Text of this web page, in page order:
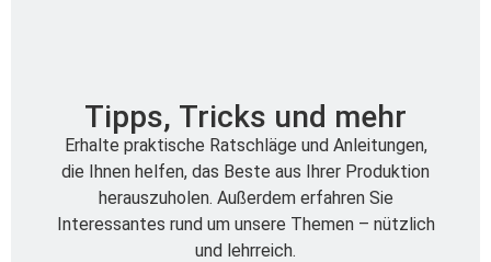
Tipps, Tricks und mehr
Erhalte praktische Ratschläge und Anleitungen,
die Ihnen helfen, das Beste aus Ihrer Produktion
herauszuholen. Außerdem erfahren Sie
Interessantes rund um unsere Themen – nützlich
und lehrreich.